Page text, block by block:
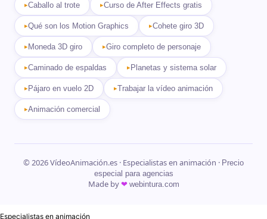
Caballo al trote Curso de After Effects gratis
Qué son los Motion Graphics Cohete giro 3D
Moneda 3D giro Giro completo de personaje
Caminado de espaldas Planetas y sistema solar
Pájaro en vuelo 2D Trabajar la vídeo animación
Animación comercial
© 2026 VídeoAnimación.es · Especialistas en animación · Precio
especial para agencias
Made by❤ webintura.com
Especialistas en animación